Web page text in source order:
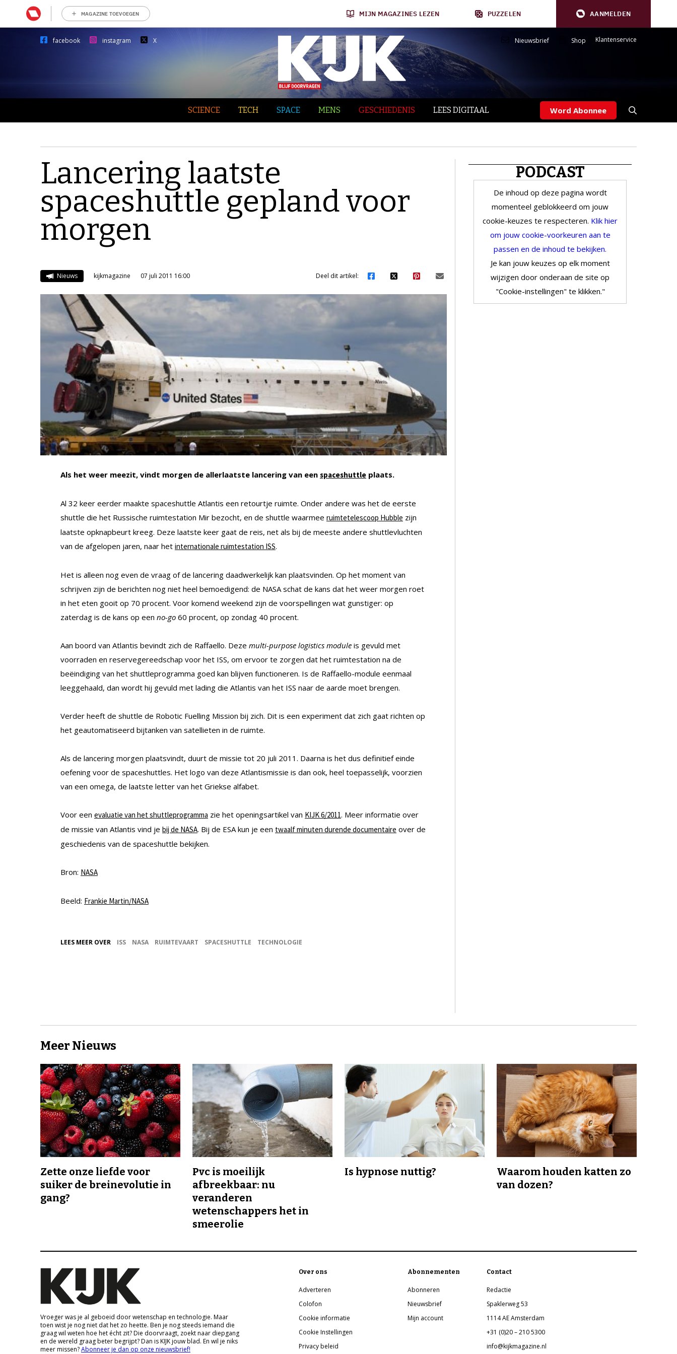
MAGAZINE TOEVOEGEN MIJN MAGAZINES LEZEN PUZZELEN AANMELDEN
facebook instagram X Nieuwsbrief Shop Klantenservice
SCIENCE TECH SPACE MENS GESCHIEDENIS LEES DIGITAAL Word Abonnee
Lancering laatste
spaceshuttle gepland voor
morgen
Nieuws kijkmagazine 07 juli 2011 16:00 Deel dit artikel:
Als het weer meezit, vindt morgen de allerlaatste lancering van een spaceshuttle plaats.
Al 32 keer eerder maakte spaceshuttle Atlantis een retourtje ruimte. Onder andere was het de eerste
shuttle die het Russische ruimtestation Mir bezocht, en de shuttle waarmee ruimtetelescoop Hubble zijn
laatste opknapbeurt kreeg. Deze laatste keer gaat de reis, net als bij de meeste andere shuttlevluchten
van de afgelopen jaren, naar het internationale ruimtestation ISS.
Het is alleen nog even de vraag of de lancering daadwerkelijk kan plaatsvinden. Op het moment van
schrijven zijn de berichten nog niet heel bemoedigend: de NASA schat de kans dat het weer morgen roet
in het eten gooit op 70 procent. Voor komend weekend zijn de voorspellingen wat gunstiger: op
zaterdag is de kans op een no-go 60 procent, op zondag 40 procent.
Aan boord van Atlantis bevindt zich de Raffaello. Deze multi-purpose logistics module is gevuld met
voorraden en reservegereedschap voor het ISS, om ervoor te zorgen dat het ruimtestation na de
beëindiging van het shuttleprogramma goed kan blijven functioneren. Is de Raffaello-module eenmaal
leeggehaald, dan wordt hij gevuld met lading die Atlantis van het ISS naar de aarde moet brengen.
Verder heeft de shuttle de Robotic Fuelling Mission bij zich. Dit is een experiment dat zich gaat richten op
het geautomatiseerd bijtanken van satellieten in de ruimte.
Als de lancering morgen plaatsvindt, duurt de missie tot 20 juli 2011. Daarna is het dus definitief einde
oefening voor de spaceshuttles. Het logo van deze Atlantismissie is dan ook, heel toepasselijk, voorzien
van een omega, de laatste letter van het Griekse alfabet.
Voor een evaluatie van het shuttleprogramma zie het openingsartikel van KIJK 6/2011. Meer informatie over
de missie van Atlantis vind je bij de NASA. Bij de ESA kun je een twaalf minuten durende documentaire over de
geschiedenis van de spaceshuttle bekijken.
Bron: NASA
Beeld: Frankie Martin/NASA
LEES MEER OVER ISS NASA RUIMTEVAART SPACESHUTTLE TECHNOLOGIE
PODCAST
De inhoud op deze pagina wordt
momenteel geblokkeerd om jouw
cookie-keuzes te respecteren. Klik hier
om jouw cookie-voorkeuren aan te
passen en de inhoud te bekijken.
Je kan jouw keuzes op elk moment
wijzigen door onderaan de site op
"Cookie-instellingen" te klikken."
Meer Nieuws
Zette onze liefde voor
suiker de breinevolutie in
gang?
Pvc is moeilijk
afbreekbaar: nu
veranderen
wetenschappers het in
smeerolie
Is hypnose nuttig?
Waarom houden katten zo
van dozen?
Vroeger was je al geboeid door wetenschap en technologie. Maar
toen wist je nog niet dat het zo heette. Ben je nog steeds iemand die
graag wil weten hoe het écht zit? Die doorvraagt, zoekt naar diepgang
en de wereld graag beter begrijpt? Dan is KIJK jouw blad. En wil je niks
meer missen?Abonneer je dan op onze nieuwsbrief!
Over ons
Adverteren
Colofon
Cookie informatie
Cookie Instellingen
Privacy beleid
Abonnementen
Abonneren
Nieuwsbrief
Mijn account
Contact
Redactie
Spaklerweg 53
1114 AE Amsterdam
+31 (0)20 – 210 5300
info@kijkmagazine.nl